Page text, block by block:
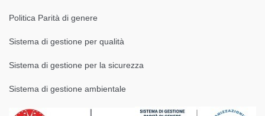
Politica Parità di genere
Sistema di gestione per qualità
Sistema di gestione per la sicurezza
Sistema di gestione ambientale